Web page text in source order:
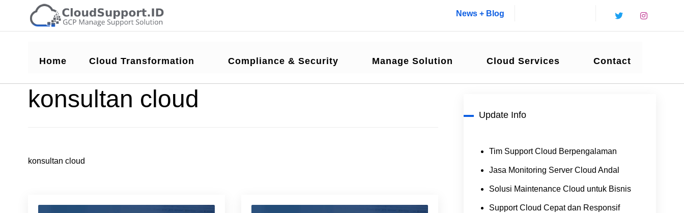
News + Blog
Home Cloud Transformation Compliance & Security Manage Solution Cloud Services Contact
konsultan cloud
konsultan cloud
Update Info
Tim Support Cloud Berpengalaman
Jasa Monitoring Server Cloud Andal
Solusi Maintenance Cloud untuk Bisnis
Support Cloud Cepat dan Responsif